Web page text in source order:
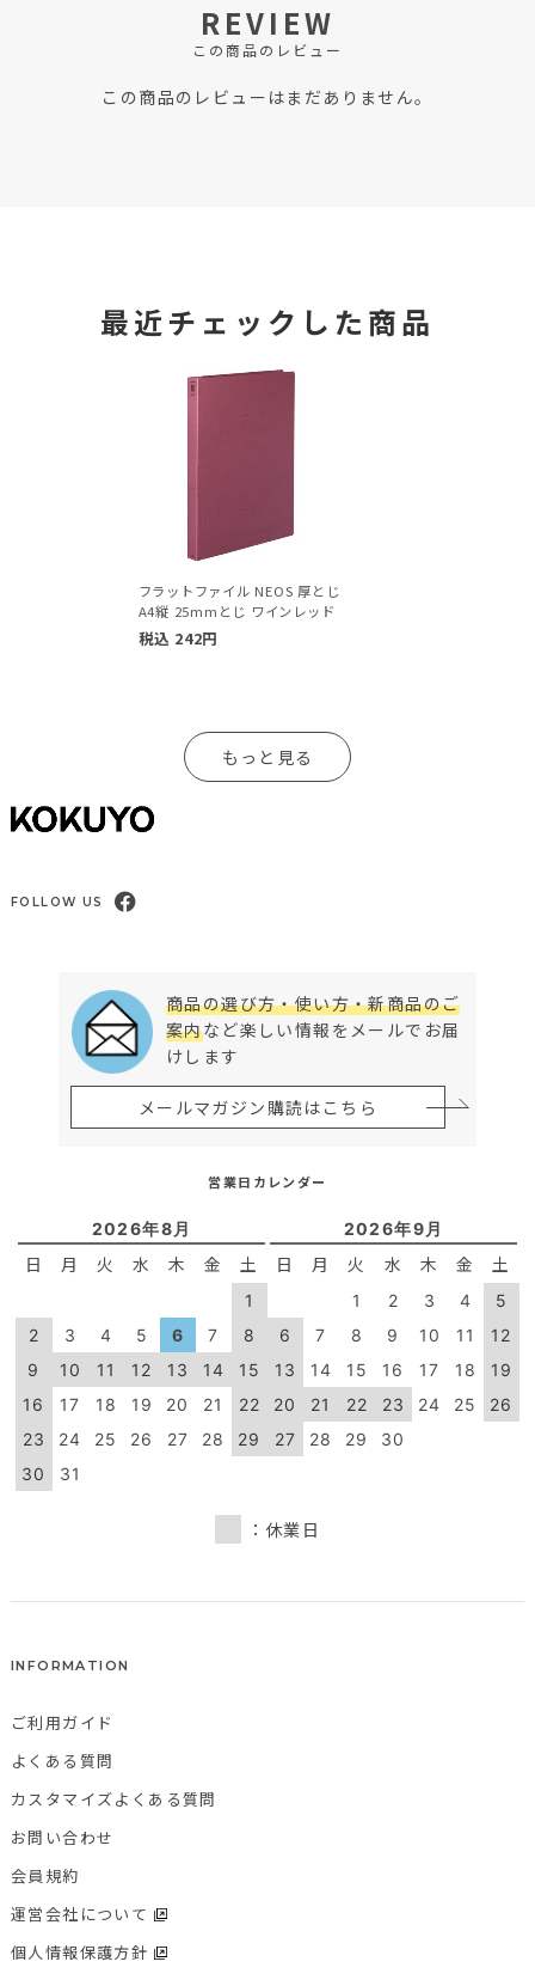
REVIEW
この商品のレビュー
この商品のレビューはまだありません。
最近チェックした商品
フラットファイル NEOS 厚とじ
A4縦 25mmとじ ワインレッド
税込 242円
もっと見る
FOLLOW US
商品の選び方・使い方・新商品のご
案内など楽しい情報をメールでお届
けします
メールマガジン購読はこちら
営業日カレンダー
2026年8月
日 月 火 水 木 金 土
1
2
3 4 5 6 7
8
9
10 11 12 13 14
15
16
17 18 19 20 21
22
23
24 25 26 27 28
29
30
31
2026年9月
日 月 火 水 木 金 土
1 2 3 4
5
6
7 8 9 10 11
12
13
14 15 16 17 18
19
20
21 22 23 24 25
26
27
28 29 30
：休業日
INFORMATION
ご利用ガイド
よくある質問
カスタマイズよくある質問
お問い合わせ
会員規約
運営会社について
個人情報保護方針